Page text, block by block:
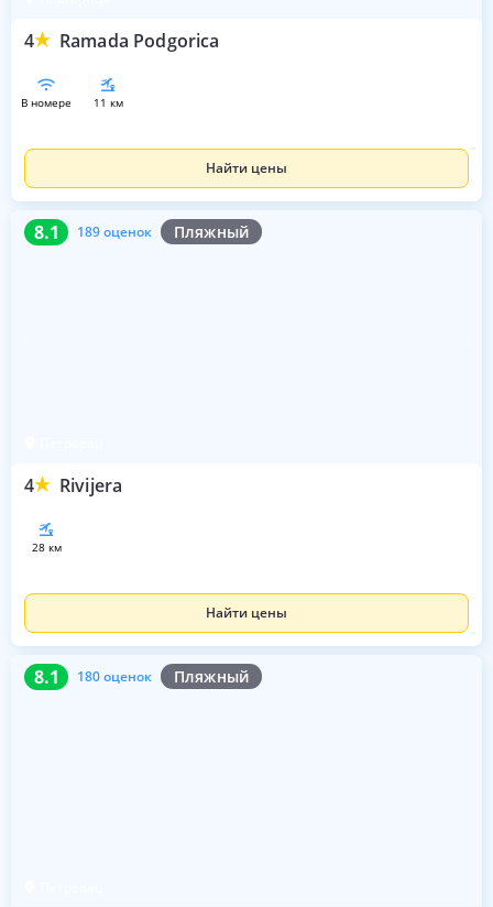
4 Ramada Podgorica
в номере 11 км
Найти цены
8.1 189 оценок Пляжный
4 Rivijera
8.1 189 оценок
28 км
Найти цены
8.1 180 оценок Пляжный
8.1 180 оценок